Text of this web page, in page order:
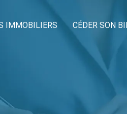
IMMOBILIERS CÉDER SON